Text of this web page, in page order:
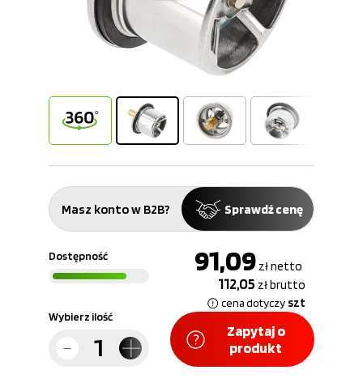
Masz konto w B2B? Sprawdź cenę
Dostępność 91,09 złnetto
112,05 złbrutto
cena dotyczy szt
Wybierz ilość
Zapytaj o
produkt